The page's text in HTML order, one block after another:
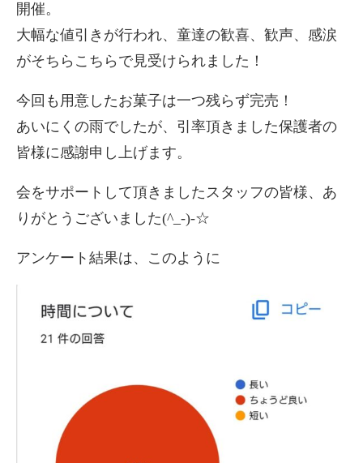
開催。
大幅な値引きが行われ、童達の歓喜、歓声、感涙
がそちらこちらで見受けられました！
今回も用意したお菓子は一つ残らず完売！
あいにくの雨でしたが、引率頂きました保護者の
皆様に感謝申し上げます。
会をサポートして頂きましたスタッフの皆様、あ
りがとうございました(^_-)-☆
アンケート結果は、このように